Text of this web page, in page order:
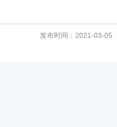
发布时间：2021-03-05